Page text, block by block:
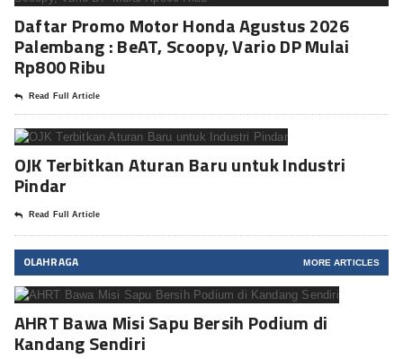
Daftar Promo Motor Honda Agustus 2026
Palembang : BeAT, Scoopy, Vario DP Mulai
Rp800 Ribu
Read Full Article
OJK Terbitkan Aturan Baru untuk Industri
Pindar
Read Full Article
OLAHRAGA MORE ARTICLES
AHRT Bawa Misi Sapu Bersih Podium di
Kandang Sendiri